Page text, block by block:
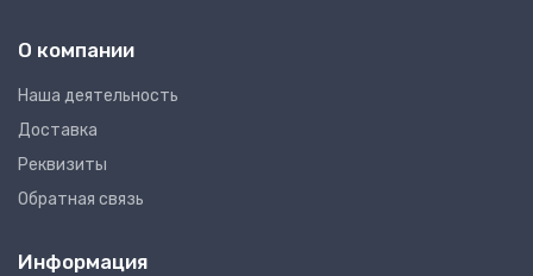
О компании
Наша деятельность
Доставка
Реквизиты
Обратная связь
Информация